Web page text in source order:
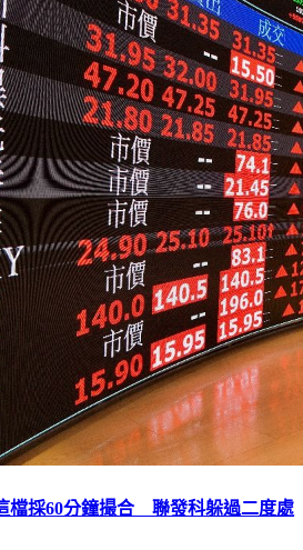
檔採60分鐘撮合 聯發科躲過二度處